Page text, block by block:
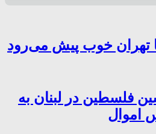
تهران خوب پیش می‌رود
فلسطین در لبنان به
اموال